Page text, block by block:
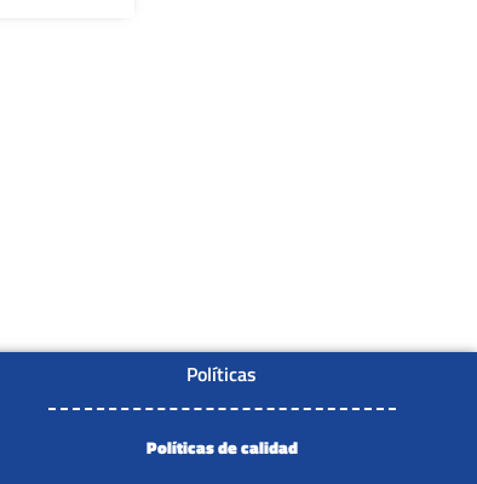
Políticas
Políticas de calidad